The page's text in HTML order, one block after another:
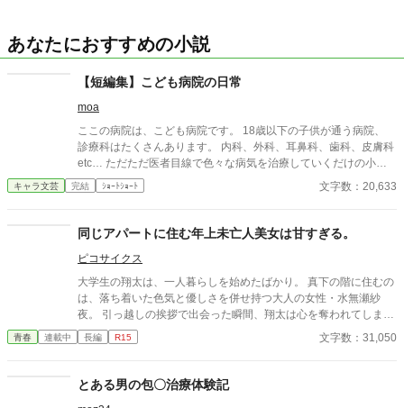
あなたにおすすめの小説
【短編集】こども病院の日常
moa
ここの病院は、こども病院です。 18歳以下の子供が通う病院、
診療科はたくさんあります。 内科、外科、耳鼻科、歯科、皮膚科
etc… ただただ医者目線で色々な病気を治療していくだけの小説
です。 恋愛要素などは一切ありません。 密着病院24時！的な感
じです。 人物像などは表記していない為、読者様のご想像にお任
ください。 歯科以外の医療知識はそこまで詳しくないのですみま
キャラ文芸 完結 ｼｮｰﾄｼｮｰﾄ 文字数：20,633
同じアパートに住む年上未亡人美女は甘すぎる。
ピコサイクス
大学生の翔太は、一人暮らしを始めたばかり。 真下の階に住むの
は、落ち着いた色気と優しさを併せ持つ大人の女性・水無瀬紗
夜。 引っ越しの挨拶で出会った瞬間、翔太は心を奪われてしま
う。 偶然にもアルバイト先のスーパーで再会した彼女は、翔太を
すぐに採用し、温かく仕事を教えてくれる存在だった。 ある日の
紗夜の部屋でご飯をご馳走になるほど親密に。 優しくて穏やかで
――その色気に触れるたび、翔太の心は揺れていく。 大人の女性
青春 連載中 長編 R15 文字数：31,050
とある男の包〇治療体験記